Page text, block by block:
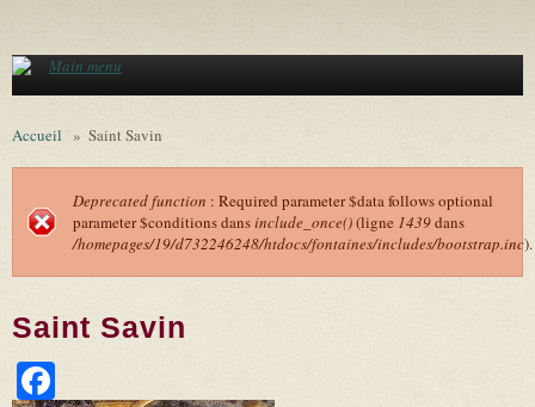
Main menu
Accueil » Saint Savin
Message d'erreur
Deprecated function : Required parameter $data follows optional
parameter $conditions dansinclude_once()(ligne 1439dans
/homepages/19/d732246248/htdocs/fontaines/includes/bootstrap.inc).
Saint Savin